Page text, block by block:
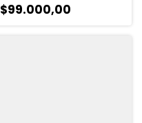
$99.000,00